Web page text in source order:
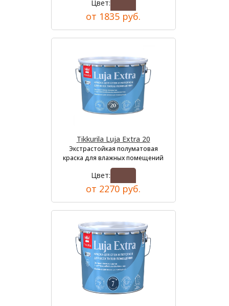
Цвет:
от 1835 руб.
Tikkurila Luja Extra 20
Экстрастойкая полуматовая
краска для влажных помещений
Цвет:
от 2270 руб.